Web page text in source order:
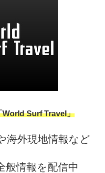
World Surf Travel」
海外現地情報など
般情報を配信中